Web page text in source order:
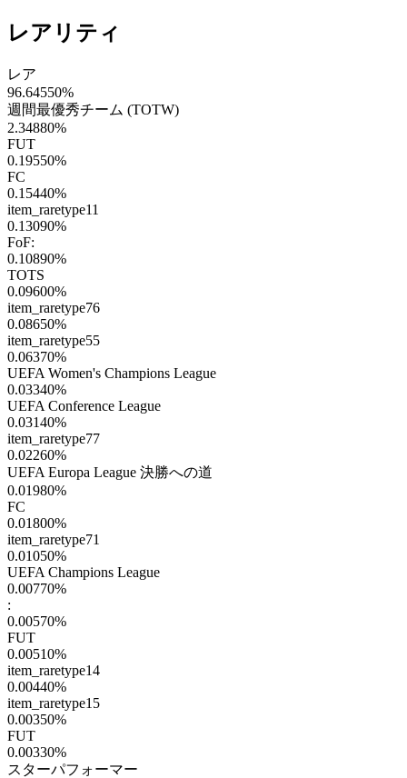
レアリティ
レア
96.64550%
週間最優秀チーム (TOTW)
2.34880%
FUT
0.19550%
FC
0.15440%
item_raretype11
0.13090%
FoF:
0.10890%
TOTS
0.09600%
item_raretype76
0.08650%
item_raretype55
0.06370%
UEFA Women's Champions League
0.03340%
UEFA Conference League
0.03140%
item_raretype77
0.02260%
UEFA Europa League 決勝への道
0.01980%
FC
0.01800%
item_raretype71
0.01050%
UEFA Champions League
0.00770%
:
0.00570%
FUT
0.00510%
item_raretype14
0.00440%
item_raretype15
0.00350%
FUT
0.00330%
スターパフォーマー